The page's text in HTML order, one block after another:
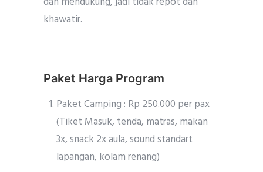
khawatir.
Paket Harga Program
Paket Camping : Rp 250.000 per pax
(Tiket Masuk, tenda, matras, makan
3x, snack 2x aula, sound standart
lapangan, kolam renang)